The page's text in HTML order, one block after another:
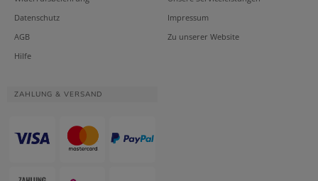
Datenschutz
AGB
Hilfe
Impressum
Zu unserer Website
ZAHLUNG & VERSAND